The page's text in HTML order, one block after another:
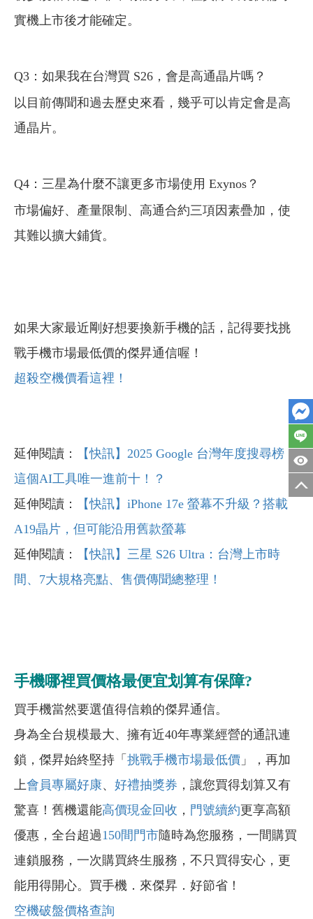
實機上市後才能確定。
Q3：如果我在台灣買 S26，會是高通晶片嗎？
以目前傳聞和過去歷史來看，幾乎可以肯定會是高
通晶片。
Q4：三星為什麼不讓更多市場使用 Exynos？
市場偏好、產量限制、高通合約三項因素疊加，使
其難以擴大鋪貨。
如果大家最近剛好想要換新手機的話，記得要找挑
戰手機市場最低價的傑昇通信喔！
超殺空機價看這裡！
延伸閱讀：
【快訊】2025 Google 台灣年度搜尋榜：
這個AI工具唯一進前十！？
延伸閱讀：
【快訊】iPhone 17e 螢幕不升級？搭載
A19晶片，但可能沿用舊款螢幕
延伸閱讀：
【快訊】三星 S26 Ultra：台灣上市時
間、7大規格亮點、售價傳聞總整理！
手機哪裡買價格最便宜划算有保障?
買手機當然要選值得信賴的傑昇通信。
身為全台規模最大、擁有近40年專業經營的通訊連
鎖，傑昇始終堅持「 挑戰手機市場最低價 」，再加
上會員專屬好康、 好禮抽獎券 ，讓您買得划算又有
驚喜！舊機還能高價現金回收 ， 門號續約更享高額
優惠，全台超過150間門市隨時為您服務，一間購買
連鎖服務，一次購買終生服務，不只買得安心，更
能用得開心。買手機．來傑昇．好節省！
空機破盤價格查詢